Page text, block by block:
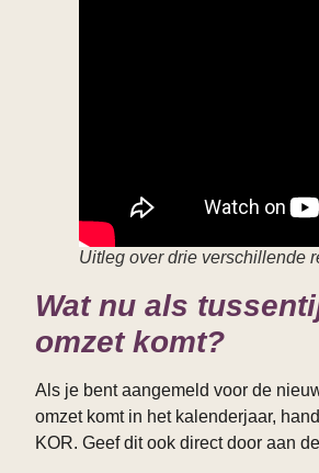
Uitleg over drie verschillende
Wat nu als
omzet komt?
Als je bent aangemeld voor de
omzet komt in het kalenderjaar,
KOR. Geef dit ook direct door aan